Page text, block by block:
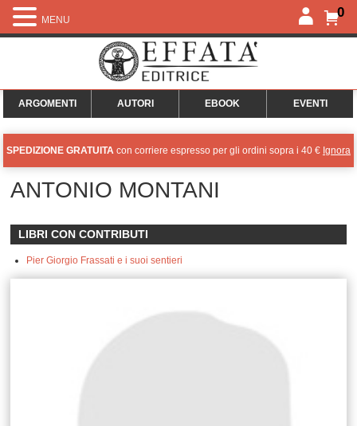
0
ARGOMENTI AUTORI EBOOK EVENTI
SPEDIZIONE GRATUITA con corriere espresso per gli ordini sopra i 40 € Ignora
ANTONIO MONTANI
LIBRI CON CONTRIBUTI
Pier Giorgio Frassati e i suoi sentieri
MENU